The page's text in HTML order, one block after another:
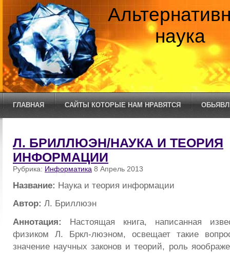
наука
ГЛАВНАЯ САЙТЫ КОТОРЫЕ НАМ НРАВЯТСЯ
Л. БРИЛЛЮЭН/НАУКА И ТЕОРИЯ
ИНФОРМАЦИИ
Рубрика: Информатика 8 Апрель 2013
Название: Наука и теория информации
Автор: Л. Бриллюэн
Аннотация: Настоящая книга, написанная
физиком Л. Бркл-люэном, освещает такие
значение научных законов и теорий, роль